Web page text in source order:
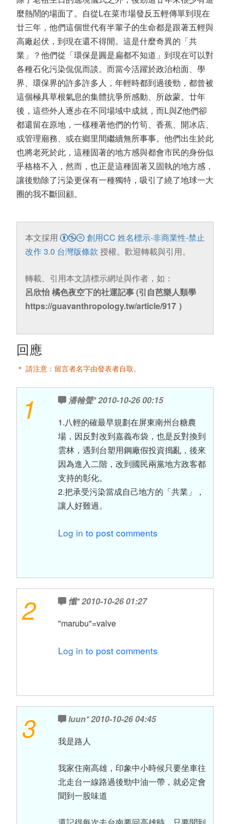
麼熱鬧的場面了。自從L在菜市場發反五輕傳單到現在
廿三年，他們這個世代有半輩子的生命都是跟著五輕與
高廠起伏，到現在還不得閒。這是什麼奇異的「共
業」？他們從「環保是圓是扁都不知道」到現在可以對
各種石化污染侃侃而談。而當今活躍於政治枱面、學
界、環保界的許多許多人，年輕時都到過後勁，都曾被
這個極具草根氣息的集體抗爭所感動、所啟蒙。廿年
後，這些外人逐步在不同場域中成就，而L與Z他們卻
都還留在原地，一樣種著他們的竹筍、香蕉、開冰店、
或管理廟務、或在鄉里間繼續無所事事。他們出生於此
也將老死於此，這種固著的地方感與都會市民的身份似
乎格格不入，然而，也正是這種固著又固執的地方感，
讓後勁除了污染更保有一種獨特，吸引了繞了地球一大
圈的我不斷回顧。
本文採用
創用CC 姓名標示-非商業性-禁止
改作 3.0 台灣版條款 授權。歡迎轉載與引用。
轉載、引用本文請標示網址與作者，如：
呂欣怡 橘色夜空下的社運記事 (引自芭樂人類學
https://guavanthropology.tw/article/917 ）
回應
＊ 請注意：留言者名字由發表者自取。
1 潘翰聲*2010-10-26 00:15
1.八輕的確最早規劃在屏東南州台糖農
場，因反對改到嘉義布袋，也是反對換到
雲林，遇到台塑用鋼廠假投資搗亂，後來
因為進入二階，改到國民兩黨地方政客都
支持的彰化。
2.把承受污染當成自己地方的「共業」，
讓人好難過。
Log in to post comments
2 懺*2010-10-26 01:27
"marubu"=valve
Log in to post comments
3 luun*2010-10-26 04:45
我是路人
我家住南高雄，印象中小時候只要坐車往
北走台一線路過後勁中油一帶，就必定會
聞到一股味道